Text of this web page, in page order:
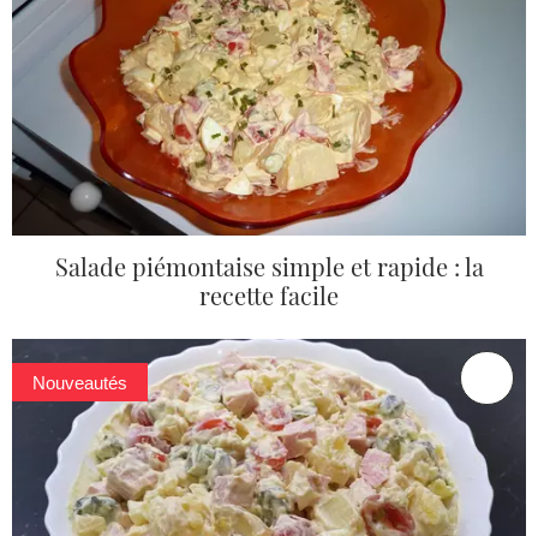
Salade piémontaise simple et rapide : la
recette facile
Nouveautés